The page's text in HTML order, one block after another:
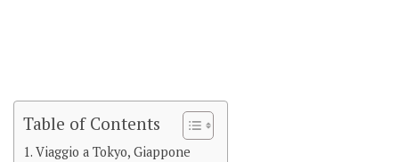
Table of Contents
Viaggio a Tokyo, Giappone